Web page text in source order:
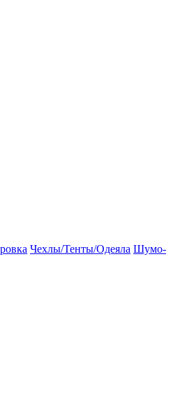
Чехлы/Тенты/Одеяла Шумо-